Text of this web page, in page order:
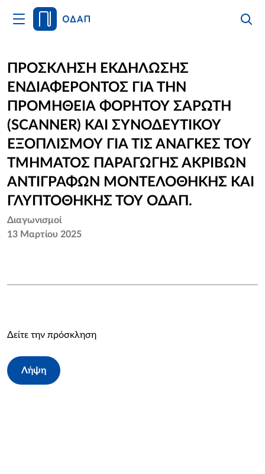
Άνοιγμα
Κυρίως
Αρχική
Οργανισμός
Υπηρεσίες
Νέα
Επικοινωνία
ΠΡΟΣΚΛΗΣΗ ΕΚΔΗΛΩΣΗΣ
ΕΝΔΙΑΦΕΡΟΝΤΟΣ ΓΙΑ ΤΗΝ
ΠΡΟΜΗΘΕΙΑ ΦΟΡΗΤΟΥ ΣΑΡΩΤΗ
(SCANNER) ΚΑΙ ΣΥΝΟΔΕΥΤΙΚΟΥ
ΕΞΟΠΛΙΣΜΟΥ ΓΙΑ ΤΙΣ ΑΝΑΓΚΕΣ ΤΟΥ
ΤΜΗΜΑΤΟΣ ΠΑΡΑΓΩΓΗΣ ΑΚΡΙΒΩΝ
ΑΝΤΙΓΡΑΦΩΝ ΜΟΝΤΕΛΟΘΗΚΗΣ ΚΑΙ
ΓΛΥΠΤΟΘΗΚΗΣ ΤΟΥ ΟΔΑΠ.
Διαγωνισμοί
13 Μαρτίου 2025
Δείτε την πρόσκληση
Λήψη